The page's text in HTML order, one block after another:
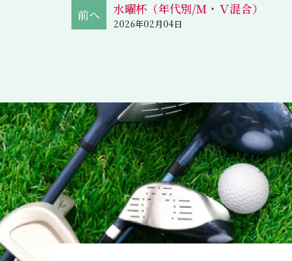
水曜杯（年代別/Ｍ・Ｖ混合）
2026年02月04日